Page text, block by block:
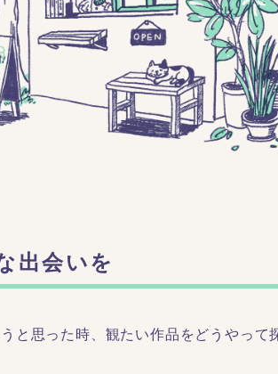
出会いを
と思った時、観たい作品をどうやって